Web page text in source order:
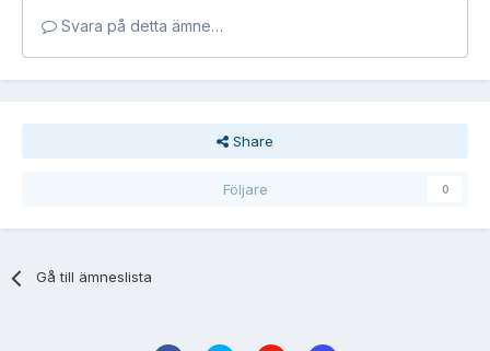
Svara på detta ämne…
Share
Följare 0
Gå till ämneslista